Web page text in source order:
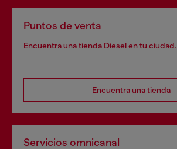
Puntos de venta
Encuentra una tienda Diesel en tu ciudad.
Encuentra una tienda
Servicios omnicanal